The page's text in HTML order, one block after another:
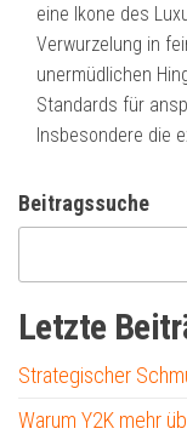
eine Ikone des
Verwurzelung in
unermüdlichen
Standards für
Insbesondere die
Beitragssuche
Letzte
Strategischer
Warum Y2K mehr